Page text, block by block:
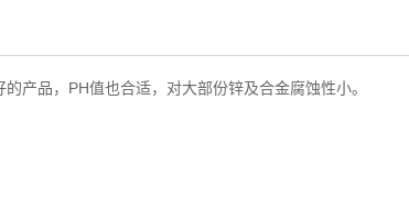
产品，PH值也合适，对大部份锌及合金腐蚀性小。